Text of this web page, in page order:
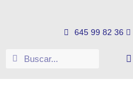
645 99 82 36